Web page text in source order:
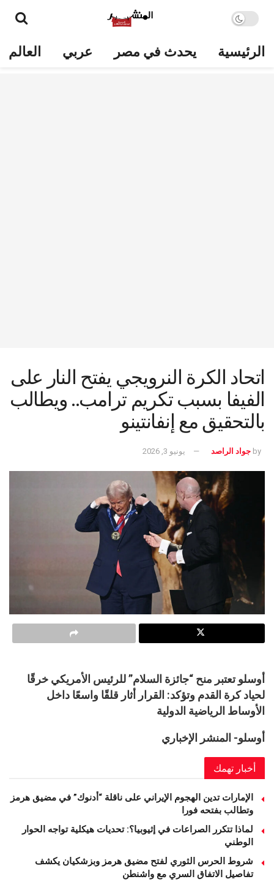
الرئيسية يحدث في مصر عربي العالم
اتحاد الكرة النرويجي يفتح النار على
الفيفا بسبب تكريم ترامب.. ويطالب
بالتحقيق مع إنفانتينو
by جواد الراصد يونيو 3, 2026
أوسلو تعتبر منح “جائزة السلام” للرئيس الأمريكي خرقًا
لحياد كرة القدم وتؤكد: القرار أثار قلقًا واسعًا داخل
الأوساط الرياضية الدولية
أوسلو- المنشر الإخباري
أخبار تهمك
الإمارات تدين الهجوم الإيراني على ناقلة “أدنوك” في مضيق هرمز
وتطالب بفتحه فورا
لماذا تتكرر الصراعات في إثيوبيا؟: تحديات هيكلية تواجه الحوار
الوطني
شروط الحرس الثوري لفتح مضيق هرمز وبزشكيان يكشف
تفاصيل الاتفاق السري مع واشنطن